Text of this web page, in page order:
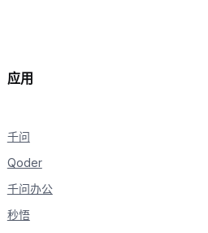
print
应用
千问
Qoder
千问办公
秒悟